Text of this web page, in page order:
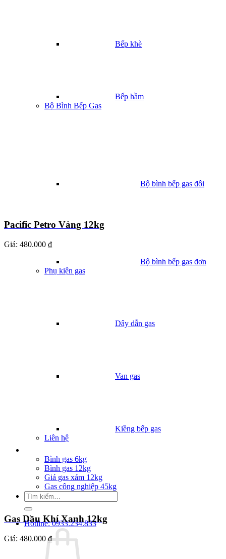
Bếp khè
Bếp hầm
Bộ Bình Bếp Gas
Bộ bình bếp gas đôi
Bộ bình bếp gas đơn
Phụ kiện gas
Dây dẫn gas
Van gas
Kiềng bếp gas
Liên hệ
Bình gas 6kg
Bình gas 12kg
Giá gas xám 12kg
Gas công nghiệp 45kg
Tìm
kiếm:
Hotline: 0933.234.833
Pacific Petro Vàng 12kg
Giá: 480.000 ₫
Gas Dầu Khí Xanh 12kg
Giá: 480.000 ₫